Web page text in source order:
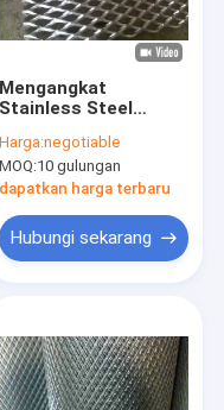
Mengangkat
Stainless Steel
Asam Logam 0,5
Sampai 8mm
Harga:negotiable
MOQ:10 gulungan
dapatkan harga terbaru
Hubungi sekarang